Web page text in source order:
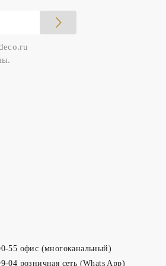
55 офис (многоканальный)
04 розничная сеть (Whats App)